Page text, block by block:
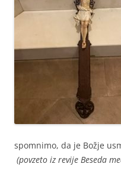
spomnimo, da je Božje
(povzeto iz revije Beseda